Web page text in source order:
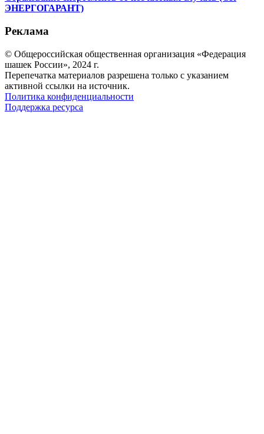
ЭНЕРГОГАРАНТ)
Реклама
© Общероссийская общественная организация «Федерация
шашек России», 2024 г.
Перепечатка материалов разрешена только с указанием
активной ссылки на источник.
Политика конфиденциальности
Поддержка ресурса